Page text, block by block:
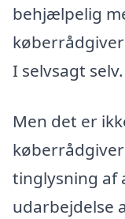
behjælpelig
I selvsagt selv.
Men det er
tinglysning af
udarbejdelse